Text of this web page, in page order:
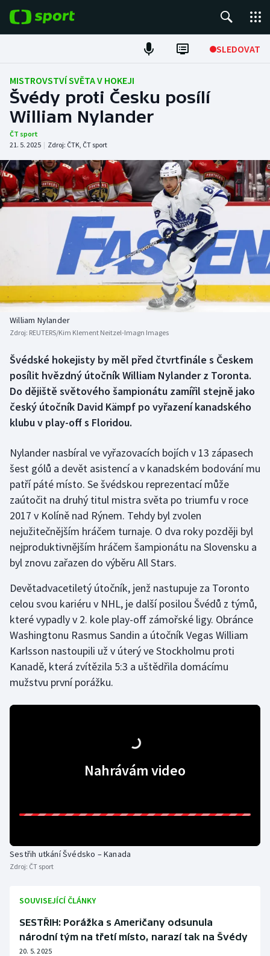
SLEDOVAT
Fotbal
Hokej
Tenis
Atletika
Cyklistika
DALŠÍ SPORTY
Americký fotbal
Basketbal
Biatlon
Boby a skeleton
Box
Curling
Dostihy
Florbal
Futsal
Golf
Gymnastika
Jezdectví
Judo
Krasobruslení
Moderní pětiboj
Parasport
Plážový volejbal
Ragby
NEPŘEHLÉDNĚTE
Historické návraty
Aplikace ČT sport
AZ kvíz
MISTROVSTVÍ SVĚTA V HOKEJI
Švédy proti Česku posílí
William Nylander
ČT sport
21. 5. 2025 | Zdroj: ČTK, ČT sport
William Nylander
Zdroj: REUTERS/Kim Klement Neitzel-Imagn Images
Švédské hokejisty by měl před čtvrtfinále s Českem
posílit hvězdný útočník William Nylander z Toronta.
Do dějiště světového šampionátu zamířil stejně jako
český útočník David Kämpf po vyřazení kanadského
klubu v play-off s Floridou.
Nylander nasbíral ve vyřazovacích bojích v 13 zápasech
šest gólů a devět asistencí a v kanadském bodování mu
patří páté místo. Se švédskou reprezentací může
zaútočit na druhý titul mistra světa po triumfu v roce
2017 v Kolíně nad Rýnem. Tehdy byl zvolen
nejužitečnějším hráčem turnaje. O dva roky později byl
nejproduktivnějším hráčem šampionátu na Slovensku a
byl znovu zařazen do výběru All Stars.
Devětadvacetiletý útočník, jenž nastupuje za Toronto
celou svou kariéru v NHL, je další posilou Švédů z týmů,
které vypadly v 2. kole play-off zámořské ligy. Obránce
Washingtonu Rasmus Sandin a útočník Vegas William
Karlsson nastoupili už v úterý ve Stockholmu proti
Kanadě, která zvítězila 5:3 a uštědřila domácímu
mužstvu první porážku.
Nahrávám video
Sestřih utkání Švédsko – Kanada
Zdroj: ČT sport
SOUVISEJÍCÍ ČLÁNKY
SESTŘIH: Porážka s Američany odsunula
národní tým na třetí místo, narazí tak na Švédy
20. 5. 2025